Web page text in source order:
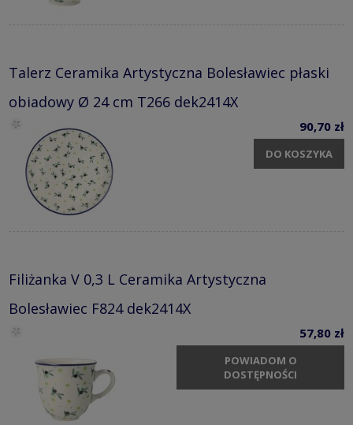
Talerz Ceramika Artystyczna Bolesławiec płaski
obiadowy Ø 24 cm T266 dek2414X
90,70 zł
DO KOSZYKA
Filiżanka V 0,3 L Ceramika Artystyczna
Bolesławiec F824 dek2414X
57,80 zł
POWIADOM O
DOSTĘPNOŚCI